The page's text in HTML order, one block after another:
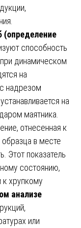
(определение
способность
динамическом
на
надрезом
на
маятника.
отнесенная к
в месте
Этот показатель
состоянию,
к хрупкому
анализе
или